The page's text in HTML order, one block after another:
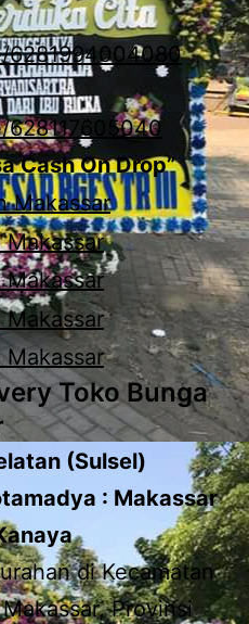
6281994004080
Cash On Drop”
Toko Bunga
(Sulsel)
: Makassar
di Kecamatan
Provinsi